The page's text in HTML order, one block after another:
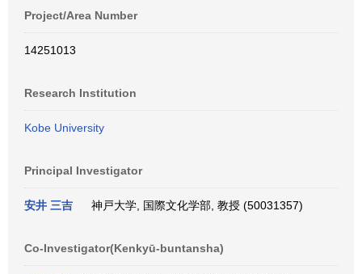
Project/Area Number
14251013
Research Institution
Kobe University
Principal Investigator
安井 三吉 神戸大学, 国際文化学部, 教授 (50031357)
Co-Investigator(Kenkyū-buntansha)